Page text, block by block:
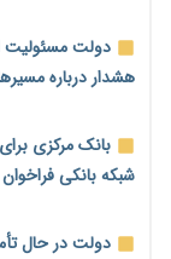
دولت مسئولیت
هشدار درباره
بانک مرکزی
شبکه بانکی
دولت در حال